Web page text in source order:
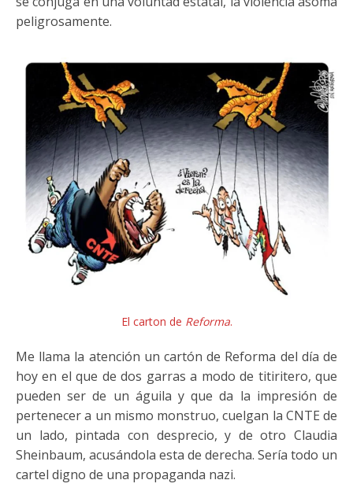
peligrosamente.
El carton de Reforma.
Me llama la atención un cartón de Reforma del día de
hoy en el que de dos garras a modo de titiritero, que
pueden ser de un águila y que da la impresión de
pertenecer a un mismo monstruo, cuelgan la CNTE de
un lado, pintada con desprecio, y de otro Claudia
Sheinbaum, acusándola esta de derecha. Sería todo un
cartel digno de una propaganda nazi.